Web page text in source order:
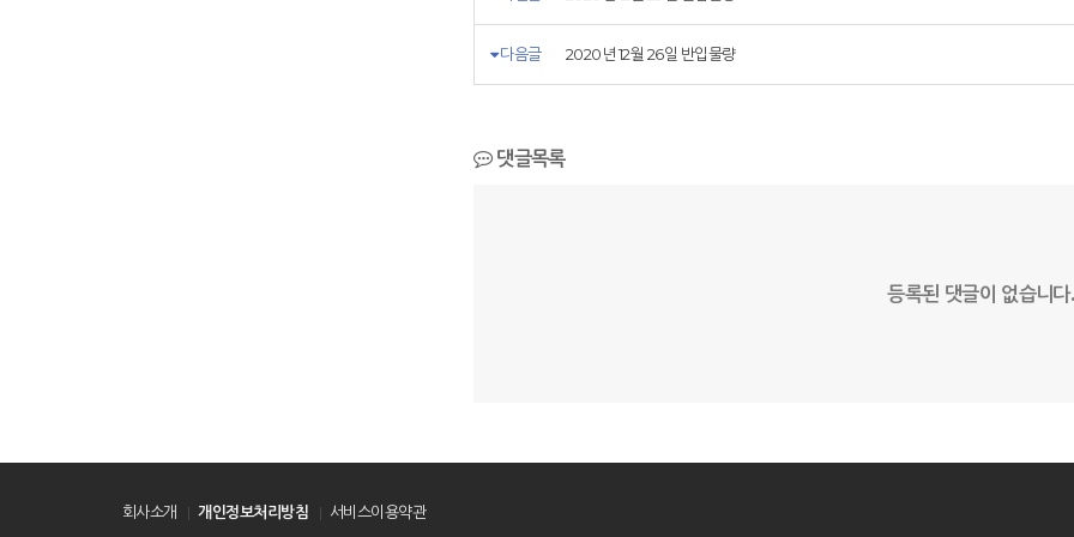
다음글 2020년 12월 26일 반입물량
댓글목록
등록된 댓글이 없습니다.
회사소개 개인정보처리방침 서비스이용약관